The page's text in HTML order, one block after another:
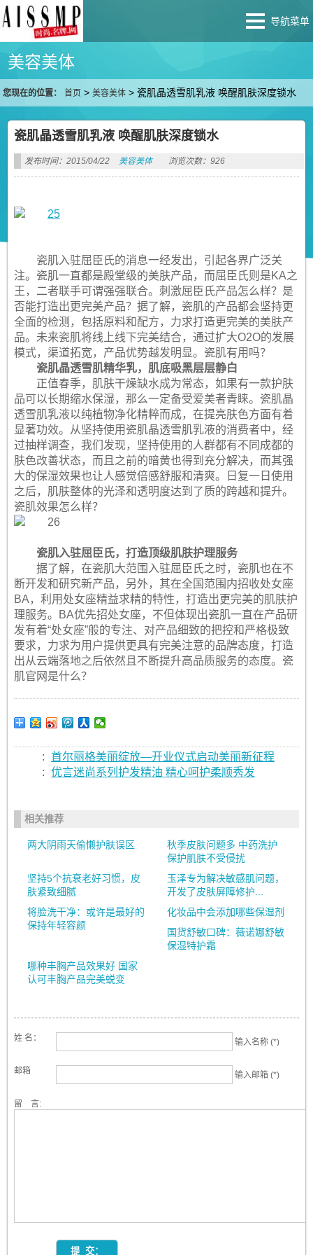
导航菜单
美容美体
您现在的位置： 首页 >美容美体 >瓷肌晶透雪肌乳液 唤醒肌肤深度锁水
瓷肌晶透雪肌乳液 唤醒肌肤深度锁水
发布时间：2015/04/22 美容美体 浏览次数：926
瓷肌入驻屈臣氏的消息一经发出，引起各界广泛关
注。瓷肌一直都是殿堂级的美肤产品，而屈臣氏则是KA之
王，二者联手可谓强强联合。刺激屈臣氏产品怎么样？是
否能打造出更完美产品？据了解，瓷肌的产品都会坚持更
全面的检测，包括原料和配方，力求打造更完美的美肤产
品。未来瓷肌将线上线下完美结合，通过扩大O2O的发展
模式，渠道拓宽，产品优势越发明显。瓷肌有用吗？
瓷肌晶透雪肌精华乳，肌底吸黑层层静白
正值春季，肌肤干燥缺水成为常态，如果有一款护肤
品可以长期缩水保湿，那么一定备受爱美者青睐。瓷肌晶
透雪肌乳液以纯植物净化精粹而成，在提亮肤色方面有着
显著功效。从坚持使用瓷肌晶透雪肌乳液的消费者中，经
过抽样调查，我们发现，坚持使用的人群都有不同成都的
肤色改善状态，而且之前的暗黄也得到充分解决，而其强
大的保湿效果也让人感觉倍感舒服和清爽。日复一日使用
之后，肌肤整体的光泽和透明度达到了质的跨越和提升。
瓷肌效果怎么样？
瓷肌入驻屈臣氏，打造顶级肌肤护理服务
据了解，在瓷肌大范围入驻屈臣氏之时，瓷肌也在不
断开发和研究新产品，另外，其在全国范围内招收处女座
BA，利用处女座精益求精的特性，打造出更完美的肌肤护
理服务。BA优先招处女座，不但体现出瓷肌一直在产品研
发有着“处女座”般的专注、对产品细致的把控和严格极致
要求，力求为用户提供更具有完美注意的品牌态度，打造
出从云端落地之后依然且不断提升高品质服务的态度。瓷
肌官网是什么？
: 首尔丽格美丽绽放—开业仪式启动美丽新征程
: 优言迷尚系列护发精油 精心呵护柔顺秀发
相关推荐
两大阴雨天偷懒护肤误区
秋季皮肤问题多 中药洗护
保护肌肤不受侵扰
坚持5个抗衰老好习惯，皮
肤紧致细腻
玉泽专为解决敏感肌问题，
开发了皮肤屏障修护...
将脸洗干净：或许是最好的
保持年轻容颜
化妆品中会添加哪些保湿剂
国货舒敏口碑：薇诺娜舒敏
保湿特护霜
哪种丰胸产品效果好 国家
认可丰胸产品完美蜕变
姓 名： 输入名称 (*)
邮箱 输入邮箱 (*)
留 言: